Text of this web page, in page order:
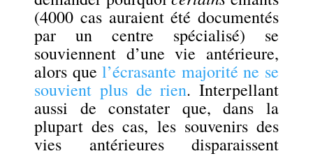
(4000 cas auraient été documentés
par un centre spécialisé) se
souviennent d’une vie antérieure,
alors quel’écrasante majorité ne se
souvient plus de rien. Interpellant
aussi de constater que, dans la
plupart des cas, les souvenirs des
vies antérieures disparaissent